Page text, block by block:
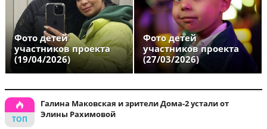
Фото детей
участников проекта
(19/04/2026)
Фото детей
участников проекта
(27/03/2026)
Галина Маковская и зрители Дома-2 устали от
Элины Рахимовой